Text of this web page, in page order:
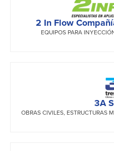
2 In Flow
EQUIPOS PARA
3A
OBRAS CIVILES, ESTRUCTURAS